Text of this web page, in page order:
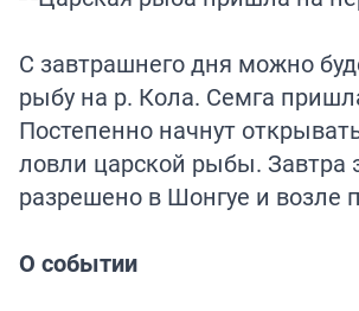
С завтрашнего дня можно
рыбу на р. Кола. Семга
Постепенно начнут
ловли царской рыбы. Завтра
разрешено в Шонгуе и возле
О событии